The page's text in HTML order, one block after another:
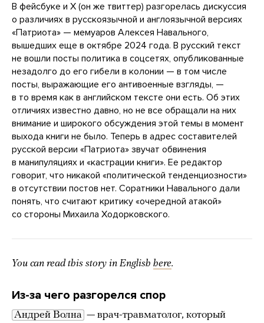
В фейсбуке и Х (он же твиттер) разгорелась дискуссия
о различиях в русскоязычной и англоязычной версиях
«Патриота» — мемуаров Алексея Навального,
вышедших еще в октябре 2024 года. В русский текст
не вошли посты политика в соцсетях, опубликованные
незадолго до его гибели в колонии — в том числе
посты, выражающие его антивоенные взгляды, —
в то время как в английском тексте они есть. Об этих
отличиях известно давно, но не все обращали на них
внимание и широкого обсуждения этой темы в момент
выхода книги не было. Теперь в адрес составителей
русской версии «Патриота» звучат обвинения
в манипуляциях и «кастрации книги». Ее редактор
говорит, что никакой «политической тенденциозности»
в отсутствии постов нет. Соратники Навального дали
понять, что считают критику «очередной атакой»
со стороны Михаила Ходорковского.
You can read this story in English here.
Из-за чего разгорелся спор
Андрей Волна — врач-травматолог, который